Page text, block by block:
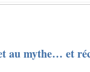
au mythe… et